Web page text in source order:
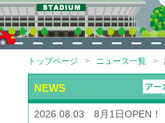
トップページ ニュース一覧
NEWS
2026.08.03 8月1日OPEN！